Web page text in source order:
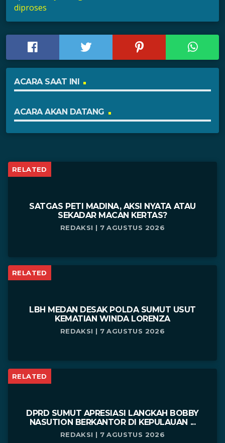
diproses
ACARA SAAT INI
ACARA AKAN DATANG
RELATED
SATGAS PETI MADINA, AKSI NYATA ATAU
SEKADAR MACAN KERTAS?
REDAKSI | 7 AGUSTUS 2026
RELATED
LBH MEDAN DESAK POLDA SUMUT USUT
KEMATIAN WINDA LORENZA
REDAKSI | 7 AGUSTUS 2026
RELATED
DPRD SUMUT APRESIASI LANGKAH BOBBY
NASUTION BERKANTOR DI KEPULAUAN ...
REDAKSI | 7 AGUSTUS 2026